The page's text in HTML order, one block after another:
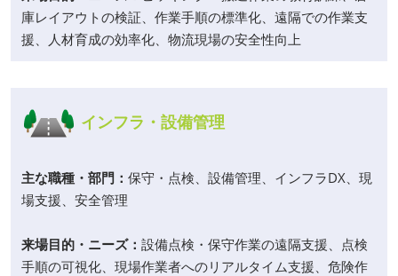
庫レイアウトの検証、作業手順の標準化、遠隔での作業支
援、人材育成の効率化、物流現場の安全性向上
インフラ・設備管理
主な職種・部門： 保守・点検、設備管理、インフラDX、現
場支援、安全管理
来場目的・ニーズ： 設備点検・保守作業の遠隔支援、点検
手順の可視化、現場作業者へのリアルタイム支援、危険作